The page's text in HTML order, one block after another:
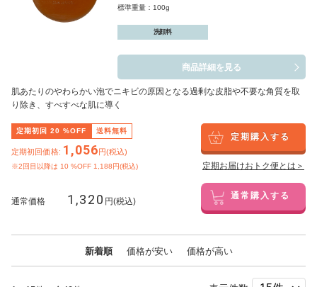
標準重量：100g
洗顔料
商品詳細を見る
肌あたりのやわらかい泡でニキビの原因となる過剰な皮脂や不要な角質を取
り除き、すべすべな肌に導く
定期初回 20 %OFF 送料無料
定期初回価格: 1,056円(税込)
※2回目以降は 10 %OFF 1,188円(税込)
定期購入する
定期お届けおトク便とは＞
通常価格 1,320 円(税込) 通常購入する
新着順 価格が安い 価格が高い